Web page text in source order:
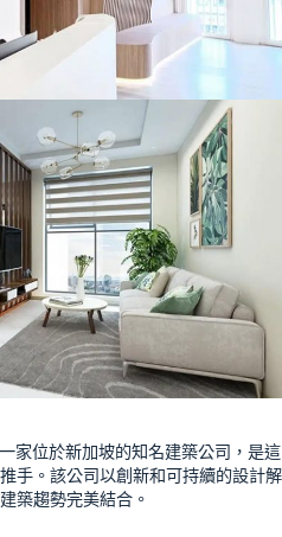
家位於新加坡的知名建築公司，是這
手。該公司以創新和可持續的設計解
築趨勢完美結合。